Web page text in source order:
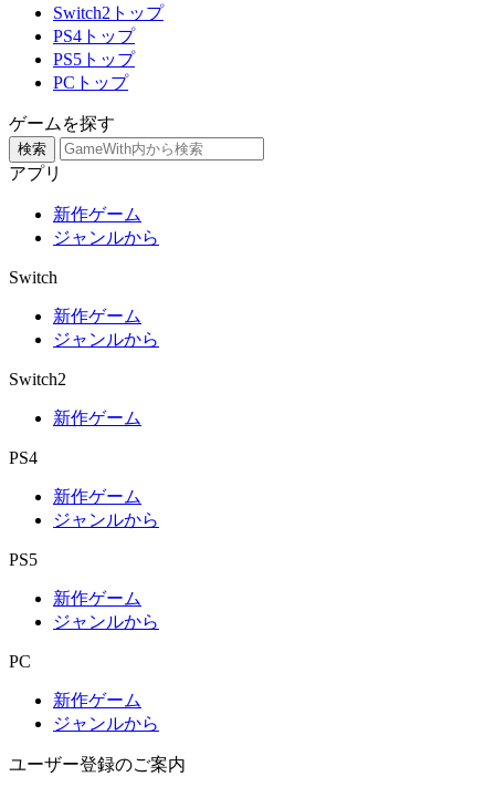
Switch2トップ
PS4トップ
PS5トップ
PCトップ
ゲームを探す
検索
アプリ
新作ゲーム
ジャンルから
Switch
新作ゲーム
ジャンルから
Switch2
新作ゲーム
PS4
新作ゲーム
ジャンルから
PS5
新作ゲーム
ジャンルから
PC
新作ゲーム
ジャンルから
ユーザー登録のご案内